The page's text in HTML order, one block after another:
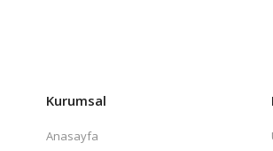
Kurumsal
Anasayfa